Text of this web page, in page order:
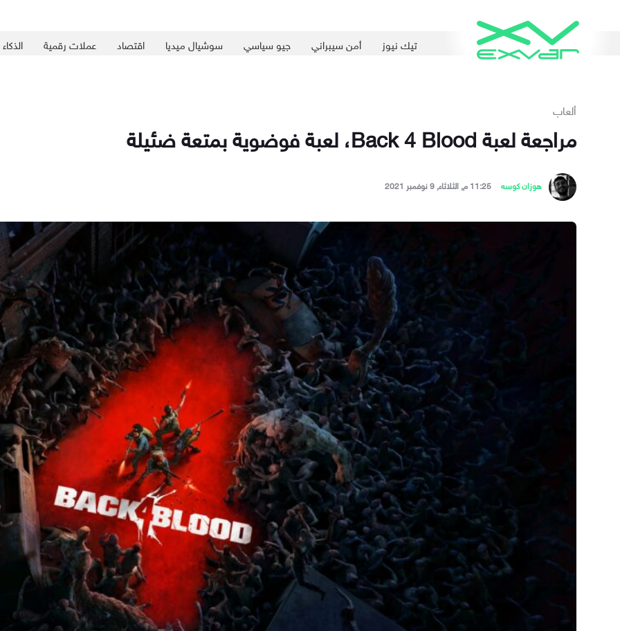
تيك نيوز أمن سيبراني جيو سياسي سوشيال ميديا اقتصاد عملات رقمية
ألعاب
مراجعة لعبة Back 4 Blood، لعبة فوضوية بمتعة ضئيلة
هوزان كوسه 11:25 م, الثلاثاء, 9 نوفمبر 2021